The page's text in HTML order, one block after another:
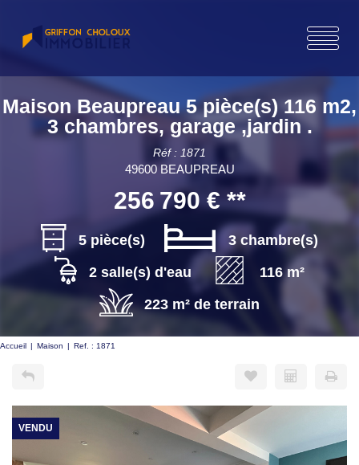
Maison Beaupreau 5 pièce(s) 116 m2,
3 chambres, garage ,jardin .
Réf : 1871
49600 BEAUPREAU
256 790 € **
5 pièce(s)
3 chambre(s)
2 salle(s) d'eau
116 m²
223 m² de terrain
Accueil Maison Ref. : 1871
VENDU